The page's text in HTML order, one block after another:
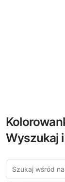
Wyszukaj